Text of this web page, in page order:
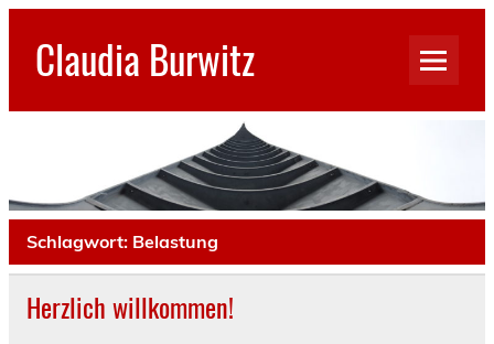
Skip
contentClaudia Burwitz
Schlagwort: Belastung
Herzlich willkommen!